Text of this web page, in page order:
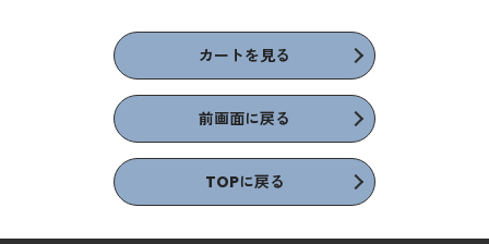
カートを見る
前画面に戻る
TOPに戻る